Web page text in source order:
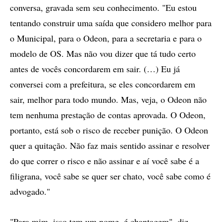
conversa, gravada sem seu conhecimento. "Eu estou
tentando construir uma saída que considero melhor para
o Municipal, para o Odeon, para a secretaria e para o
modelo de OS. Mas não vou dizer que tá tudo certo
antes de vocês concordarem em sair. (…) Eu já
conversei com a prefeitura, se eles concordarem em
sair, melhor para todo mundo. Mas, veja, o Odeon não
tem nenhuma prestação de contas aprovada. O Odeon,
portanto, está sob o risco de receber punição. O Odeon
quer a quitação. Não faz mais sentido assinar e resolver
do que correr o risco e não assinar e aí você sabe é a
filigrana, você sabe se quer ser chato, você sabe como é
advogado."